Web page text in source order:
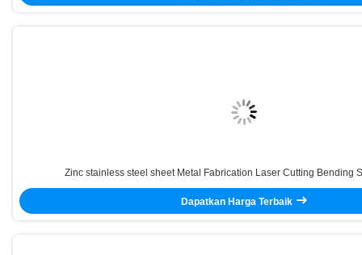
Zinc stainless steel sheet Metal Fabrication Laser Cutting Bending
Dapatkan Harga Terbaik